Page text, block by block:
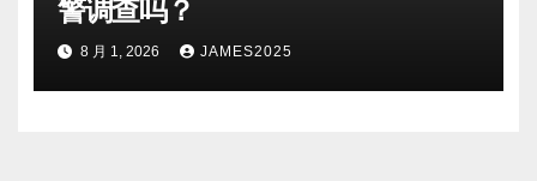
警调查吗？
8 月 1, 2026 JAMES2025